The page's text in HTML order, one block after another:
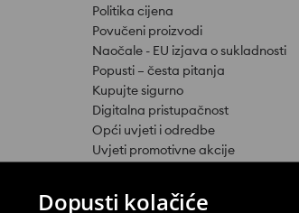
Dopusti kolačiće
Politika cijena
Povučeni proizvodi
Naočale - EU izjava o sukladnosti
Popusti – česta pitanja
Kupujte sigurno
Digitalna pristupačnost
Opći uvjeti i odredbe
Uvjeti promotivne akcije
Akcija „–3 EUR popusta na kupovinu
od 25 EUR u fizičkim trgovinama, na